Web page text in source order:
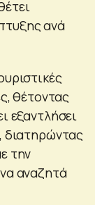
ανά
θέτοντας
εξαντλήσει
διατηρώντας
την
αναζητά